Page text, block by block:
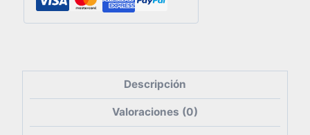
Descripción
Valoraciones (0)